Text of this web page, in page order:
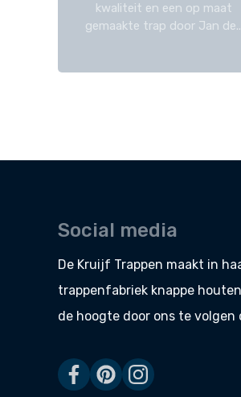
kwaliteit en een op maat
gemaakte trap door Jan
Social media
De Kruijf Trappen maakt in
trappenfabriek knappe
de hoogte door ons te volgen